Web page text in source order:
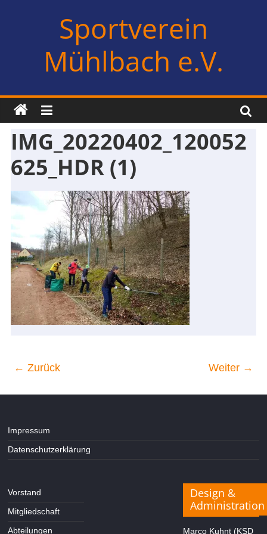
Sportverein
Mühlbach e.V.
IMG_20220402_120052
625_HDR (1)
← Zurück Weiter →
Impressum
Datenschutzerklärung
Vorstand
Mitgliedschaft
Abteilungen
Design &
Administration
Marco Kuhnt (KSD